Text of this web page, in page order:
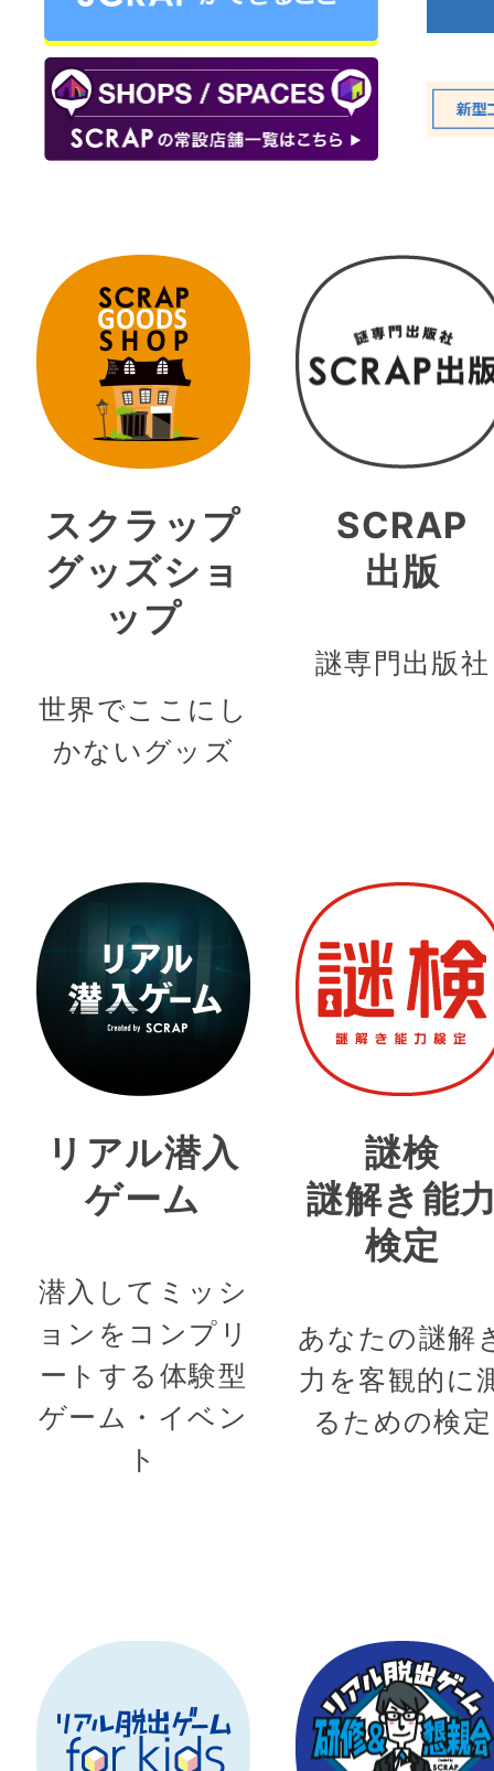
スクラップ
グッズショ
ップ
世界でここにし
かないグッズ
SCRAP
出版
謎専門出版社
リアル潜入
ゲーム
潜入してミッシ
ョンをコンプリ
ートする体験型
ゲーム・イベン
ト
謎検
謎解き能
検定
あなたの謎解
力を客観的に
るための検定